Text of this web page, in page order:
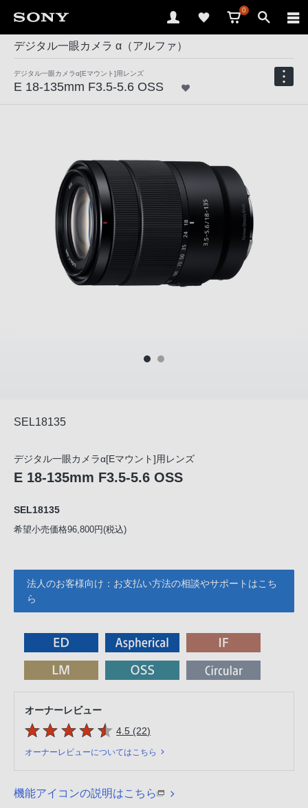
0
デジタル一眼カメラ α（アルファ）
デジタル一眼カメラα[Eマウント]用レンズ
E 18-135mm F3.5-5.6 OSS
SEL18135
デジタル一眼カメラα[Eマウント]用レンズ
E 18-135mm F3.5-5.6 OSS
SEL18135
希望小売価格96,800円(税込)
法人のお客様向け：お支払い方法の相談やサポートはこち
ら
オーナーレビュー
5つの星のうち
4.5 (22件のレビュー
)
オーナーレビューについてはこちら
機能アイコンの説明はこちら